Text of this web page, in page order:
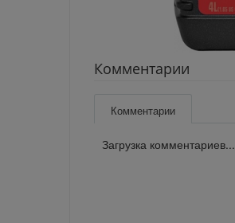
Комментарии
Комментарии
Загрузка комментариев...